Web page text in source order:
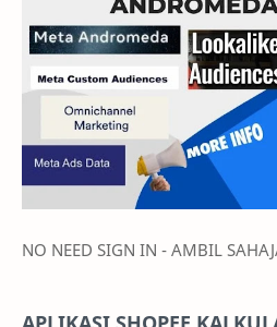
NO NEED SIGN IN - AMBIL